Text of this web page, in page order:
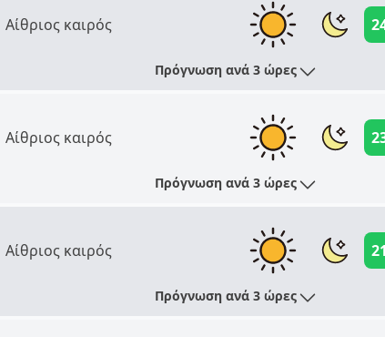
Αίθριος καιρός
Πρόγνωση ανά 3 ώρες
Αίθριος καιρός
Πρόγνωση ανά 3 ώρες
Αίθριος καιρός
Πρόγνωση ανά 3 ώρες